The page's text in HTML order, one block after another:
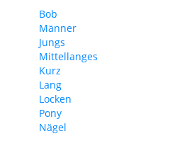
Bob
Männer
Jungs
Mittellanges
Kurz
Lang
Locken
Pony
Nägel